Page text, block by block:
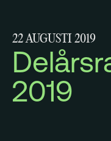
22 AUGUSTI 2019
2019